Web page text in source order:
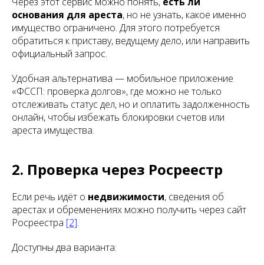
основания для ареста, но не узнать, какое именно
имущество ограничено. Для этого потребуется
обратиться к приставу, ведущему дело, или направить
официальный запрос.
Удобная альтернатива — мобильное приложение
«ФССП: проверка долгов», где можно не только
отслеживать статус дел, но и оплатить задолженность
онлайн, чтобы избежать блокировки счетов или
ареста имущества.
2. Проверка через Росреестр
Если речь идёт о недвижимости, сведения об
арестах и обременениях можно получить через сайт
Росреестра [2].
Доступны два варианта: